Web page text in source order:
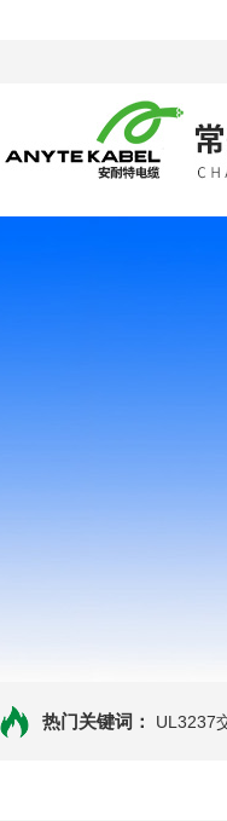
热门关键词： UL3237